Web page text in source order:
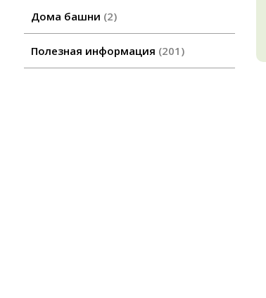
Дома башни 2
Полезная информация 201